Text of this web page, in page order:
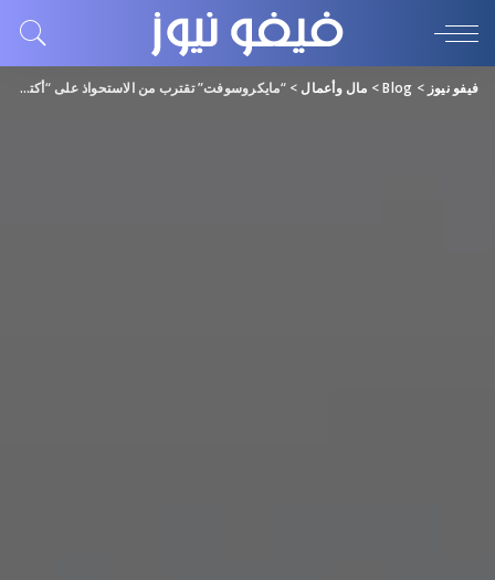
فيفو نيوز >
Blog
> مال وأعمال >“مايكروسوفت” تقترب من الاستحواذ على “أكتيفجن” بعد عرض جديد بـ 69 مليار دولار